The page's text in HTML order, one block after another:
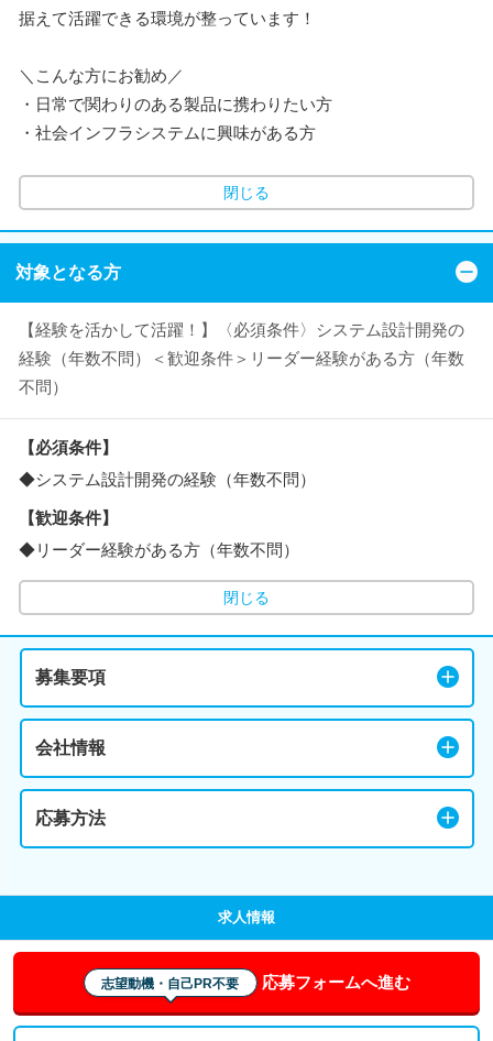
据えて活躍できる環境が整っています！
＼こんな方にお勧め／
・日常で関わりのある製品に携わりたい方
・社会インフラシステムに興味がある方
閉じる
対象となる方
【経験を活かして活躍！】〈必須条件〉システム設計開発の
経験（年数不問）＜歓迎条件＞リーダー経験がある方（年数
不問）
【必須条件】
◆システム設計開発の経験（年数不問）
【歓迎条件】
◆リーダー経験がある方（年数不問）
閉じる
募集要項
会社情報
応募方法
求人情報
志望動機・自己PR不要 応募フォームへ進む